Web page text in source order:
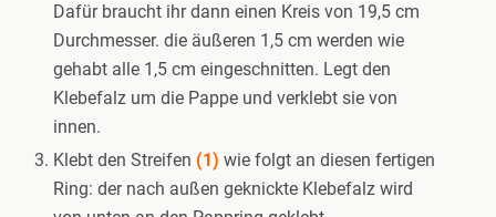
Dafür braucht ihr dann einen Kreis von 19,5 cm
Durchmesser. die äußeren 1,5 cm werden wie
gehabt alle 1,5 cm eingeschnitten. Legt den
Klebefalz um die Pappe und verklebt sie von
innen.
Klebt den Streifen (1) wie folgt an diesen fertigen
Ring: der nach außen geknickte Klebefalz wird